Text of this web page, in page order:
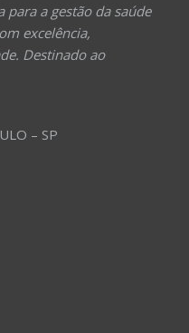
a gestão da saúde
excelência,
Destinado ao
– SP